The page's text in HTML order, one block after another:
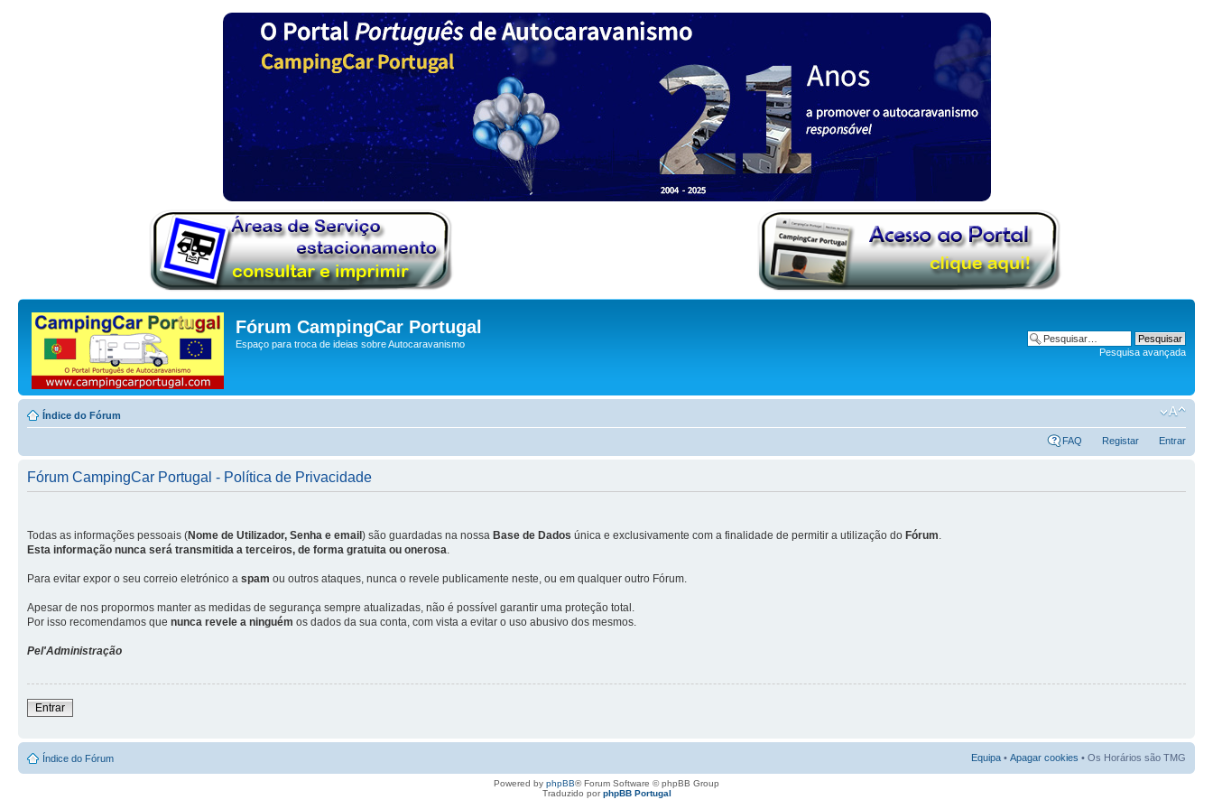
Fórum CampingCar Portugal
Espaço para troca de ideias sobre Autocaravanismo
Pesquisa avançada
Índice do Fórum
FAQ Registar Entrar
Fórum CampingCar Portugal - Política de Privacidade
Todas as informações pessoais (Nome de Utilizador, Senha e email ) são guardadas na nossa Base de Dados única e exclusivamente com a finalidade de permitir a utilização do Fórum.
Esta informação nunca será transmitida a terceiros, de forma gratuita ou onerosa.
Para evitar expor o seu correio eletrónico a spam ou outros ataques, nunca o revele publicamente neste, ou em qualquer outro Fórum.
Apesar de nos propormos manter as medidas de segurança sempre atualizadas, não é possível garantir uma proteção total.
Por isso recomendamos que nunca revele a ninguém os dados da sua conta, com vista a evitar o uso abusivo dos mesmos.
Pel'Administração
Entrar
Índice do Fórum Equipa • Apagar cookies • Os Horários são TMG
Powered by phpBB® Forum Software © phpBB Group
Traduzido porphpBB Portugal